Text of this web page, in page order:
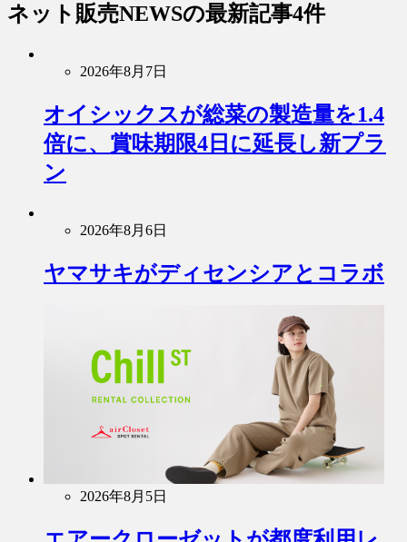
ネット販売NEWSの最新記事4件
2026年8月7日
オイシックスが総菜の製造量を1.4
倍に、賞味期限4日に延長し新プラ
ン
2026年8月6日
ヤマサキがディセンシアとコラボ
2026年8月5日